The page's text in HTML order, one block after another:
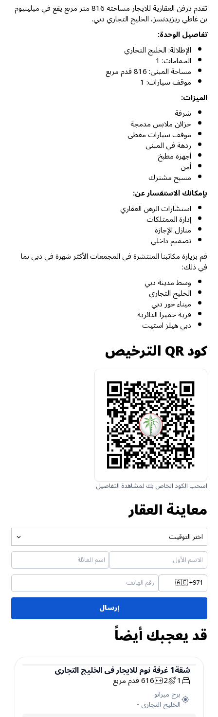
تقدم درفن العقارية للايجار مساحته 816 متر مربع يقع في ميلينيوم
بن غاطي ريزيدنسز، الخليج التجاري دبي.
تفاصيل الوحدة:
الإطلالة: الخليج التجاري
الحمامات: 1
مساحة المبنى: 816 قدم مربع
موقف سيارات: 1
الميزات:
شرفة
خزائن ملابس مدمجة
موقف سيارات مغطى
ردهة في المبنى
أجهزة مطبخ
أمن
مسبح مشترك
بإمكانك الاستفسار عن:
استشارات الرهن العقاري
إدارة الممتلكات
منازل الإجازة
تصميم داخلي
قم بزيارة مكاتبنا المنتشرة في المجمعات الأكثر شهرة في دبي بما
في ذلك:
وسط مدينة دبي
الخليج التجاري
ميناء خور دبي
قرية جميرا الدائرية
دبي هيلز استيت
كود QR الترخيص
اسحب الكود الخاص بك لمشاهدة التفاصيل
معاينة العقار
اختر التوقيت
🇦🇪+971
إرسال
قد يعجبك أيضاً
شقة
شقة1غرفة نومللايجارفيالخليج التجاري
1
2
616قدم مربع
برج ميرانو
الخليج التجاري -